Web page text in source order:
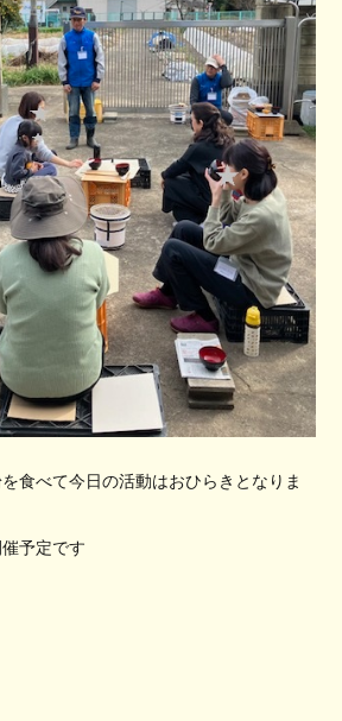
食べて今日の活動はおひらきとなりま
予定です